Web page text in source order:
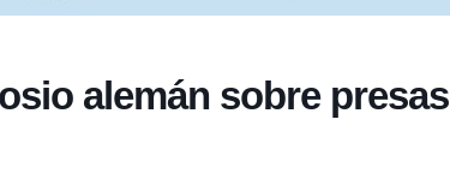
alemán sobre presas